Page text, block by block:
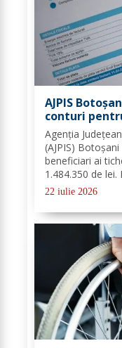
AJPIS
conturi
Agenția
(AJPIS)
beneficiari ai
1.484.350 de
poștale cu
22 iulie 2026